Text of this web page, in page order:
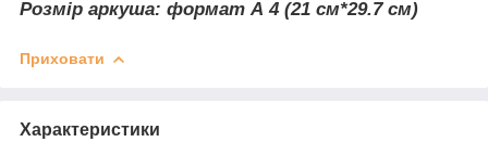
Розмір аркуша: формат А 4 (21 см*29.7 см)
Приховати
Характеристики